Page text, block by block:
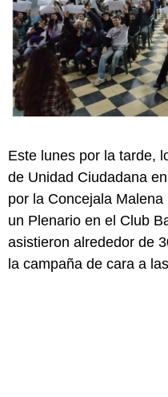
Este lunes por la tarde,
de Unidad Ciudadana
por la Concejala
un Plenario en el Club
asistieron alrededor de
la campaña de cara a